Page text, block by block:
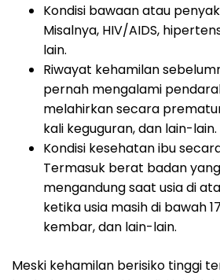
Kondisi bawaan atau
Misalnya, HIV/AIDS,
lain.
Riwayat kehamilan
pernah mengalami
melahirkan secara
kali keguguran, dan lain-lain.
Kondisi kesehatan ibu
Termasuk berat badan
mengandung saat usia di
ketika usia masih di bawah
kembar, dan lain-lain.
Meski kehamilan berisiko tinggi